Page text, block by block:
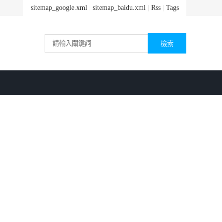
sitemap_google.xml sitemap_baidu.xml Rss Tags